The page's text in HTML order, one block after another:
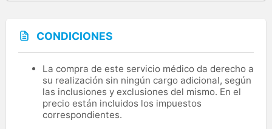
CONDICIONES
La compra de este servicio médico da derecho a
su realización sin ningún cargo adicional, según
las inclusiones y exclusiones del mismo. En el
precio están incluidos los impuestos
correspondientes.